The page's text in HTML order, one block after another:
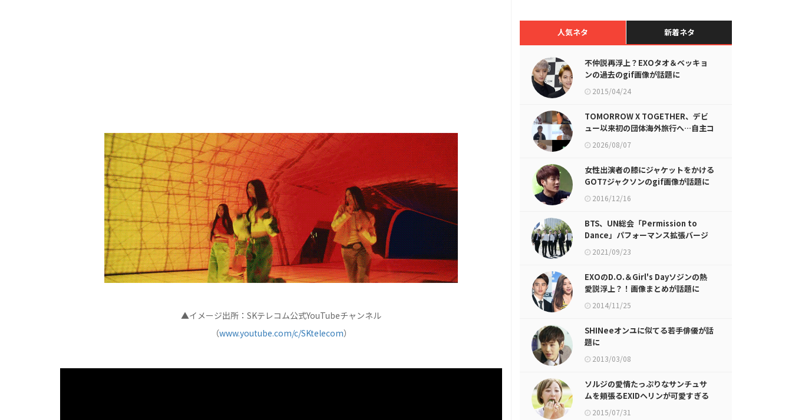
▲イメージ出所：SKテレコム公式YouTubeチャンネル
（www.youtube.com/c/SKtelecom）
人気ネタ 新着ネタ
不仲説再浮上？EXOタオ＆ベッキョ
ンの過去のgif画像が話題に
2015/04/24
TOMORROW X TOGETHER、デビ
ュー以来初の団体海外旅行へ…自主コ
ンテンツ公開！
2026/08/07
女性出演者の膝にジャケットをかける
GOT7ジャクソンのgif画像が話題に
2016/12/16
BTS、UN総会「Permission to
Dance」パフォーマンス拡張バージ
ョン公開
2021/09/23
EXOのD.O.＆Girl's Dayソジンの熱
愛説浮上？！画像まとめが話題に
2014/11/25
SHINeeオンユに似てる若手俳優が話
題に
2013/03/08
ソルジの愛情たっぷりなサンチュサ
ムを頬張るEXIDヘリンが可愛すぎる
件w2015/07/31